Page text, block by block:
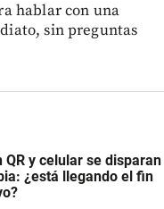
hablar con una
sin preguntas
QR y celular se disparan
¿está llegando el fin